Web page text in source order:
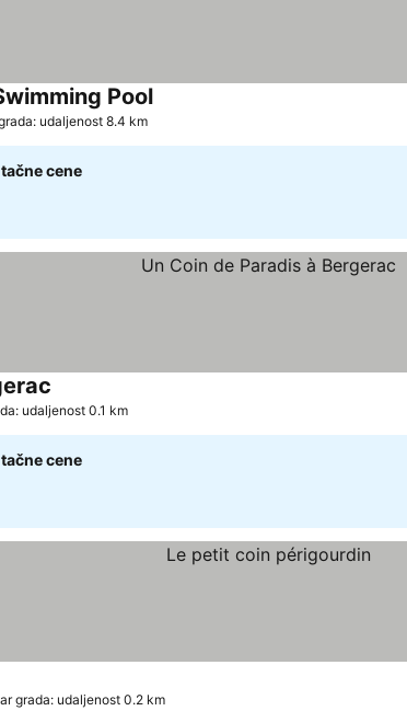
PoolPogledaj cene
udaljenost 8.4 km
cene
udaljenost 0.1 km
cene
cene
grada: udaljenost 0.2 km